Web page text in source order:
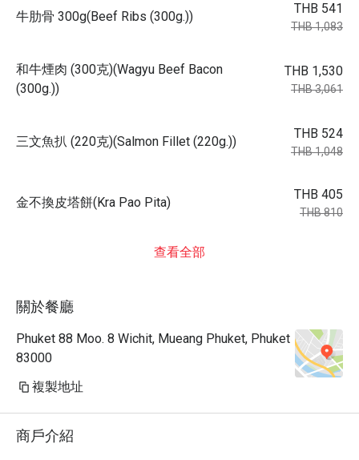
牛肋骨 300g(Beef Ribs (300g.))
THB 541
THB 1,083
和牛煙肉 (300克)(Wagyu Beef Bacon
(300g.))
THB 1,530
THB 3,061
三文魚扒 (220克)(Salmon Fillet (220g.))
THB 524
THB 1,048
金不換皮塔餅(Kra Pao Pita)
THB 405
THB 810
查看全部
關於餐廳
Phuket 88 Moo. 8 Wichit, Mueang Phuket, Phuket
83000
複製地址
商戶介紹